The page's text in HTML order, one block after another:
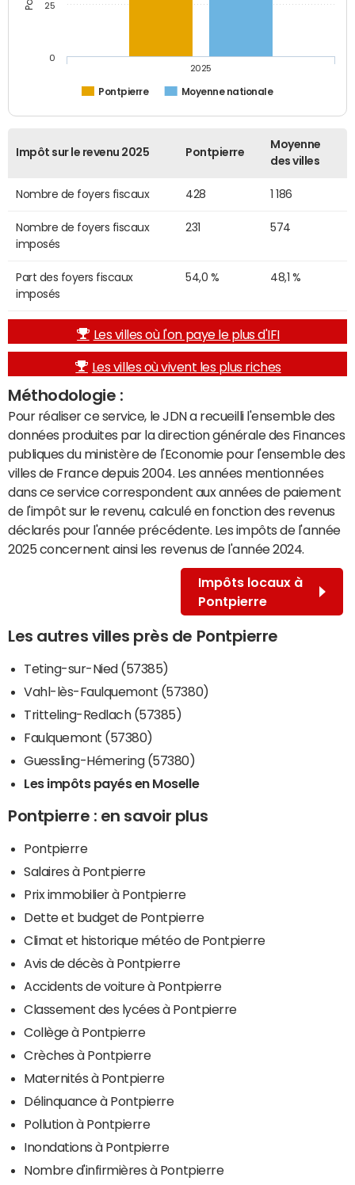
Pontpierre Moyenne nationale
2025
0
25
Impôt sur le revenu 2025 Pontpierre
Moyenne
des villes
Nombre de foyers fiscaux 428 1 186
Nombre de foyers fiscaux
imposés
231 574
Part des foyers fiscaux
imposés
54,0 % 48,1 %
Les villes où l'on paye le plus d'IFI
Les villes où vivent les plus riches
Méthodologie :
Pour réaliser ce service, le JDN a recueilli l'ensemble des
données produites par la direction générale des Finances
publiques du ministère de l'Economie pour l'ensemble des
villes de France depuis 2004. Les années mentionnées
dans ce service correspondent aux années de paiement
de l'impôt sur le revenu, calculé en fonction des revenus
déclarés pour l'année précédente. Les impôts de l'année
2025 concernent ainsi les revenus de l'année 2024.
Impôts locaux à
Pontpierre
Les autres villes près de Pontpierre
Teting-sur-Nied (57385)
Vahl-lès-Faulquemont (57380)
Tritteling-Redlach (57385)
Faulquemont (57380)
Guessling-Hémering (57380)
Les impôts payés en Moselle
Pontpierre : en savoir plus
Pontpierre
Salaires à Pontpierre
Prix immobilier à Pontpierre
Dette et budget de Pontpierre
Climat et historique météo de Pontpierre
Avis de décès à Pontpierre
Accidents de voiture à Pontpierre
Classement des lycées à Pontpierre
Collège à Pontpierre
Crèches à Pontpierre
Maternités à Pontpierre
Délinquance à Pontpierre
Pollution à Pontpierre
Inondations à Pontpierre
Nombre d'infirmières à Pontpierre